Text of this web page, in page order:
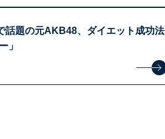
話題の元AKB48、ダイエット成功法
」